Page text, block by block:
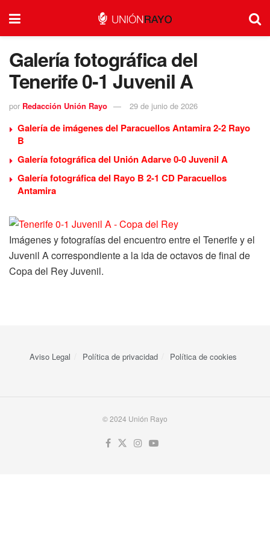
Galería fotográfica del
Tenerife 0-1 Juvenil A
por Redacción Unión Rayo 29 de junio de 2026
Galería de imágenes del Paracuellos Antamira 2-2 Rayo
B
Galería fotográfica del Unión Adarve 0-0 Juvenil A
Galería fotográfica del Rayo B 2-1 CD Paracuellos
Antamira
Imágenes y fotografías del encuentro entre el Tenerife y el
Juvenil A correspondiente a la ida de octavos de final de
Copa del Rey Juvenil.
Aviso Legal Política de privacidad Política de cookies
© 2024 Unión Rayo